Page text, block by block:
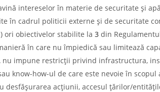
intereselor în materie de securitate şi
în cadrul politicii externe şi de securitate
ori obiectivelor stabilite la 3 din
în care nu împiedică sau limitează
nu impune restricţii privind infrastructura,
know-how-ul de care este nevoie în
desfăşurarea acţiunii, accesul ţărilor/